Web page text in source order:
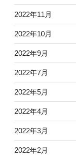
2022年11月
2022年10月
2022年9月
2022年7月
2022年5月
2022年4月
2022年3月
2022年2月